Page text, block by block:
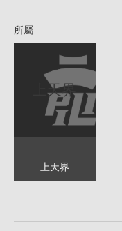
所屬
上天界
上天界